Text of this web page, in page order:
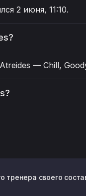
2 июня, 11:10.
— Chill,
тренера своего